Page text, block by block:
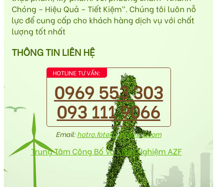
Chóng – Hiệu Quả – Tiết Kiệm”. Chúng tôi luôn nỗ
lực để cung cấp cho khách hàng dịch vụ với chất
lượng tốt nhất
THÔNG TIN LIÊN HỆ
HOTLINE TƯ VẤN:
0969 553 303
093 111 9066
Email:hotro.fotekco@gmail.com
Trung Tâm Công Bố Và Kiểm Nghiệm AZF